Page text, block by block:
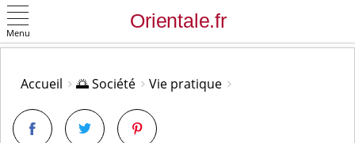
Menu
Accueil 🌅 Société Vie pratique